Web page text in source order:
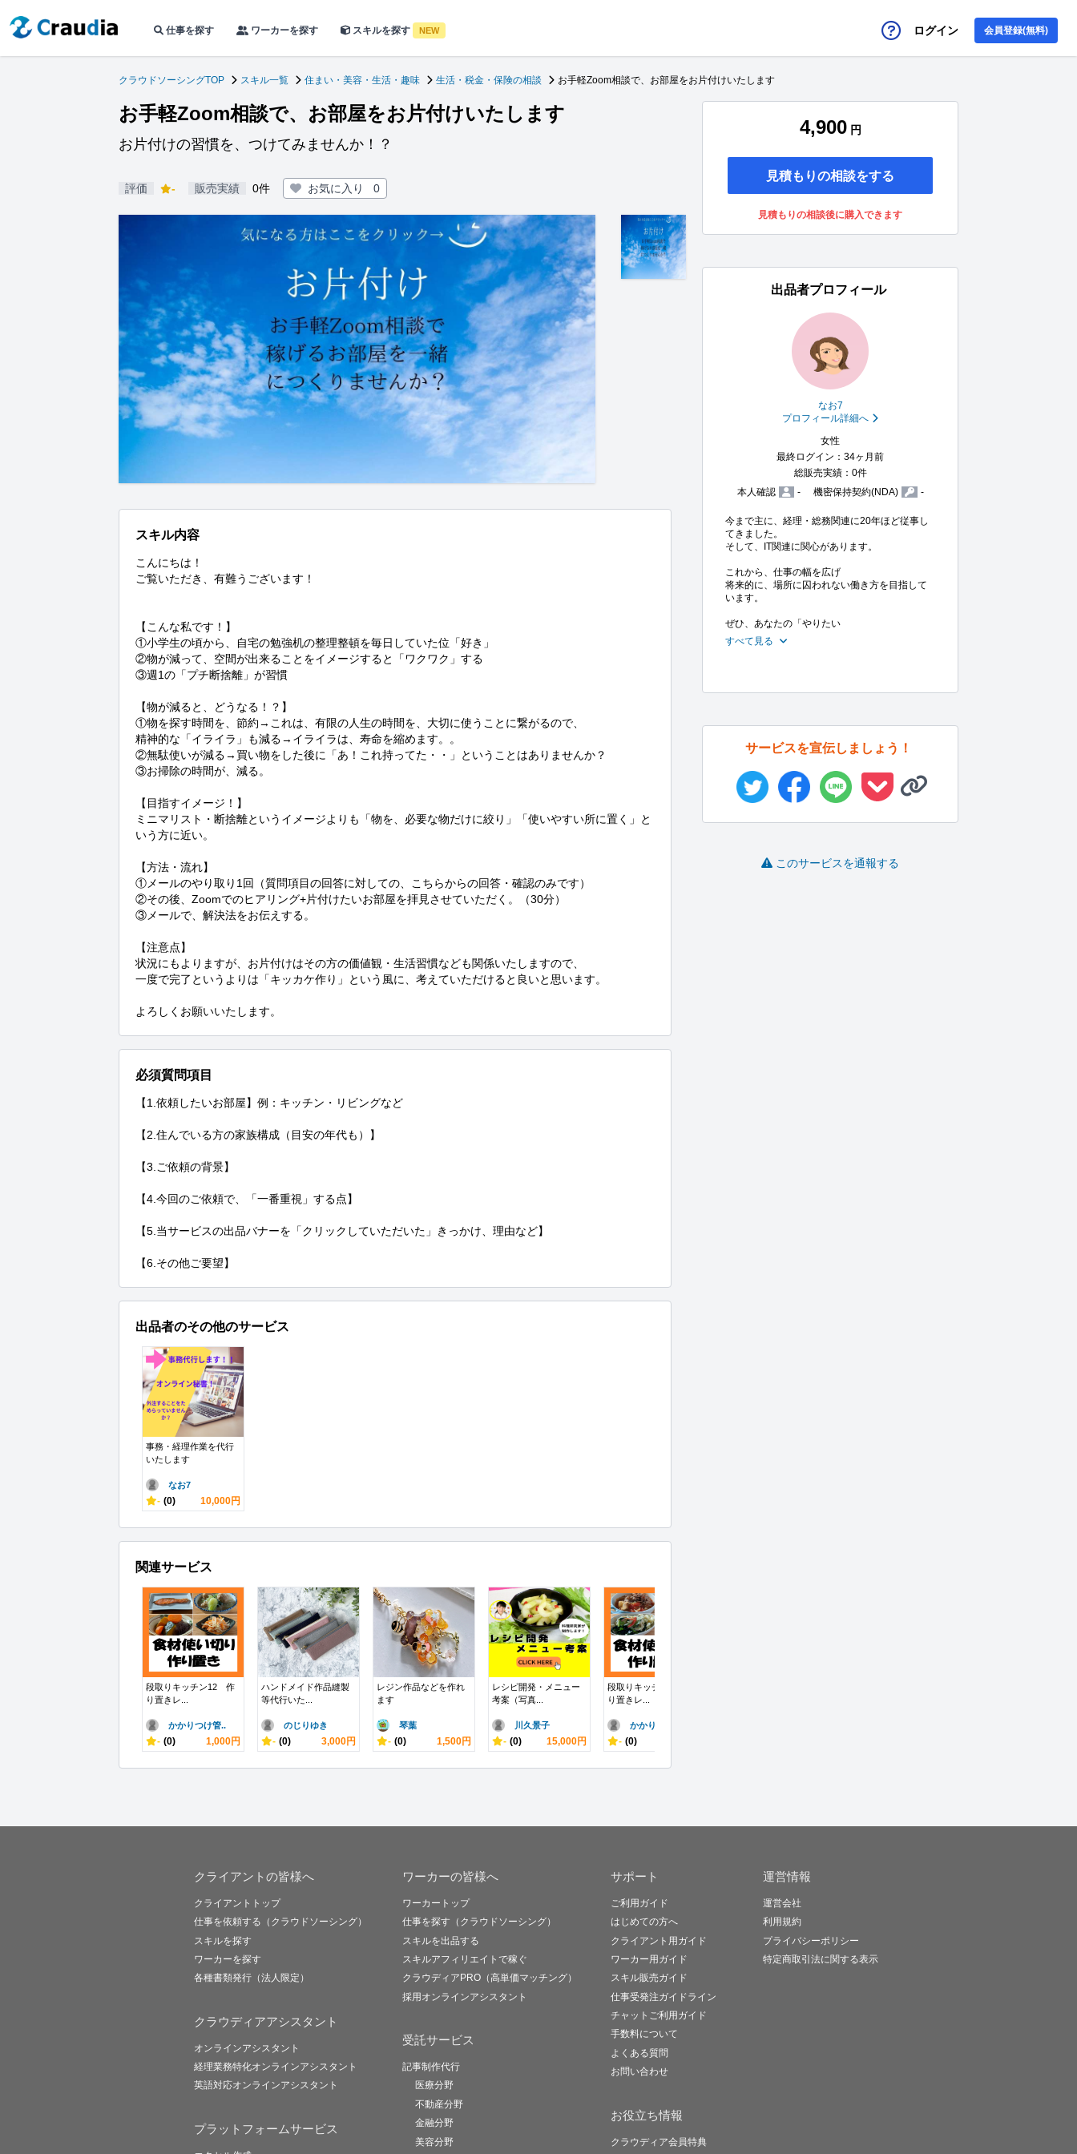
仕事を探す ワーカーを探す スキルを探す NEW ログイン 会員登録(無料)
クラウドソーシングTOP スキル一覧 住まい・美容・生活・趣味 生活・税金・保険の相談 お手軽Zoom相談で、お部屋をお片付けいたします
お手軽Zoom相談で、お部屋をお片付けいたします
お片付けの習慣を、つけてみませんか！？
評価 - 販売実績 0件 お気に入り 0
スキル内容
こんにちは！
ご覧いただき、有難うございます！
【こんな私です！】
①小学生の頃から、自宅の勉強机の整理整頓を毎日していた位「好き」
②物が減って、空間が出来ることをイメージすると「ワクワク」する
③週1の「プチ断捨離」が習慣
【物が減ると、どうなる！？】
①物を探す時間を、節約→これは、有限の人生の時間を、大切に使うことに繋がるので、
精神的な「イライラ」も減る→イライラは、寿命を縮めます。。
②無駄使いが減る→買い物をした後に「あ！これ持ってた・・」ということはありませんか？
③お掃除の時間が、減る。
【目指すイメージ！】
ミニマリスト・断捨離というイメージよりも「物を、必要な物だけに絞り」「使いやすい所に置く」と
いう方に近い。
【方法・流れ】
①メールのやり取り1回（質問項目の回答に対しての、こちらからの回答・確認のみです）
②その後、Zoomでのヒアリング+片付けたいお部屋を拝見させていただく。（30分）
③メールで、解決法をお伝えする。
【注意点】
状況にもよりますが、お片付けはその方の価値観・生活習慣なども関係いたしますので、
一度で完了というよりは「キッカケ作り」という風に、考えていただけると良いと思います。
よろしくお願いいたします。
必須質問項目
【1.依頼したいお部屋】例：キッチン・リビングなど
【2.住んでいる方の家族構成（目安の年代も）】
【3.ご依頼の背景】
【4.今回のご依頼で、「一番重視」する点】
【5.当サービスの出品バナーを「クリックしていただいた」きっかけ、理由など】
【6.その他ご要望】
出品者のその他のサービス
事務・経理作業を代行
いたします
なお7
- (0) 10,000円
関連サービス
段取りキッチン12 作
り置きレ...
かかりつけ管..
- (0) 1,000円
ハンドメイド作品縫製
等代行いた...
のじりゆき
- (0) 3,000円
レジン作品などを作れ
ます
琴葉
- (0) 1,500円
レシピ開発・メニュー
考案（写真...
川久景子
- (0) 15,000円
段取りキッチン13 作
り置きレ...
かかりつけ管..
- (0)
4,900 円
見積もりの相談をする
見積もりの相談後に購入できます
出品者プロフィール
なお7
プロフィール詳細へ
女性
最終ログイン：34ヶ月前
総販売実績：0件
本人確認
- 機密保持契約(NDA) -
今まで主に、経理・総務関連に20年ほど従事し
てきました。
そして、IT関連に関心があります。
これから、仕事の幅を広げ
将来的に、場所に囚われない働き方を目指して
います。
ぜひ、あなたの「やりたい
すべて見る
サービスを宣伝しましょう！
このサービスを通報する
クライアントの皆様へ
クライアントトップ
仕事を依頼する（クラウドソーシング）
スキルを探す
ワーカーを探す
各種書類発行（法人限定）
クラウディアアシスタント
オンラインアシスタント
経理業務特化オンラインアシスタント
英語対応オンラインアシスタント
プラットフォームサービス
ワーカーの皆様へ
ワーカートップ
仕事を探す（クラウドソーシング）
スキルを出品する
スキルアフィリエイトで稼ぐ
クラウディアPRO（高単価マッチング）
採用オンラインアシスタント
受託サービス
記事制作代行
医療分野
不動産分野
金融分野
美容分野
サポート
ご利用ガイド
はじめての方へ
クライアント用ガイド
ワーカー用ガイド
スキル販売ガイド
仕事受発注ガイドライン
チャットご利用ガイド
手数料について
よくある質問
お問い合わせ
お役立ち情報
クラウディア会員特典
運営情報
運営会社
利用規約
プライバシーポリシー
特定商取引法に関する表示